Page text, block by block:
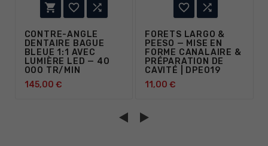
  
CONTRE-ANGLE
DENTAIRE BAGUE
BLEUE 1:1 AVEC
LUMIÈRE LED — 40
000 TR/MIN
145,00 €
 
FORETS LARGO &
PEESO — MISE EN
FORME CANALAIRE &
PRÉPARATION DE
CAVITÉ | DPE019
11,00 €